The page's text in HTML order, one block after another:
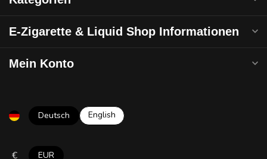
E-Zigarette & Liquid Shop Informationen
Mein Konto
Deutsch English
€ EUR